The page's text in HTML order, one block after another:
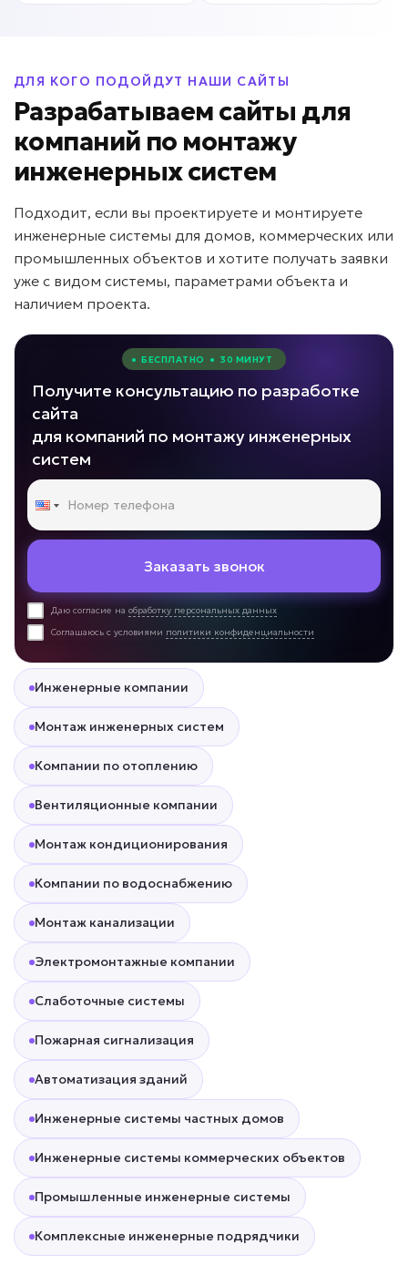
ДЛЯ КОГО ПОДОЙДУТ НАШИ САЙТЫ
Разрабатываем сайты для
компаний по монтажу
инженерных систем
Подходит, если вы проектируете и монтируете
инженерные системы для домов, коммерческих или
промышленных объектов и хотите получать заявки
уже с видом системы, параметрами объекта и
наличием проекта.
• БЕСПЛАТНО • 30 МИНУТ
Получите консультацию по разработке
сайта
для компаний по монтажу инженерных
систем
Заказать звонок
Даю согласие на обработку персональных данных
Соглашаюсь с условиями политики конфиденциальности
Инженерные компании
Монтаж инженерных систем
Компании по отоплению
Вентиляционные компании
Монтаж кондиционирования
Компании по водоснабжению
Монтаж канализации
Электромонтажные компании
Слаботочные системы
Пожарная сигнализация
Автоматизация зданий
Инженерные системы частных домов
Инженерные системы коммерческих объектов
Промышленные инженерные системы
Комплексные инженерные подрядчики